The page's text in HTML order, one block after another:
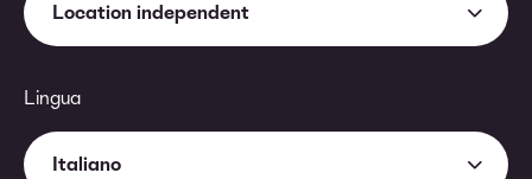
Location independent
Lingua
Italiano